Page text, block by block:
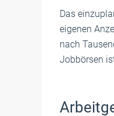
Das
eigenen
nach
Jobbörsen